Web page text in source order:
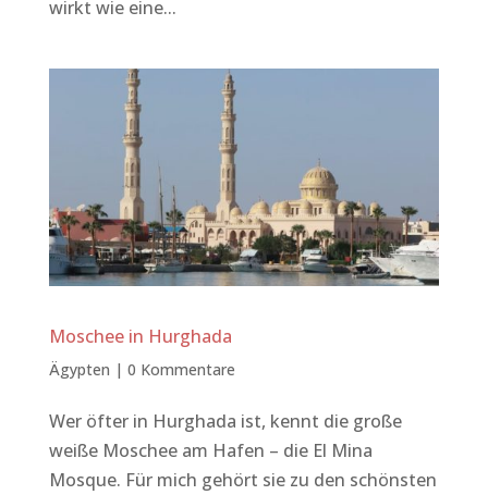
wirkt wie eine...
Moschee in Hurghada
Ägypten | 0 Kommentare
Wer öfter in Hurghada ist, kennt die große
weiße Moschee am Hafen – die El Mina
Mosque. Für mich gehört sie zu den schönsten